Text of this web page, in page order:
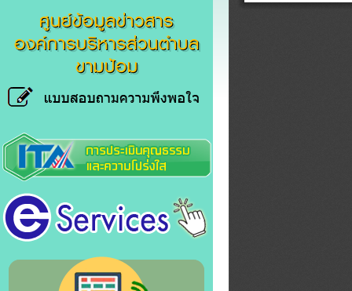
ศูนย์ข้อมูลข่าวสาร
องค์การบริหารส่วนตำบล
ขามป้อม